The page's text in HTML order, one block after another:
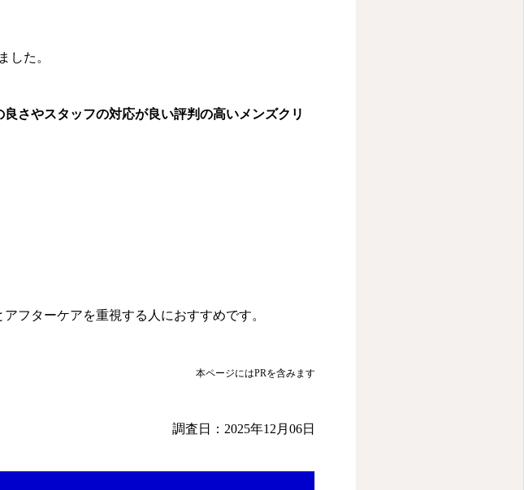
した。
さやスタッフの対応が良い評判の高いメンズクリ
フターケアを重視する人におすすめです。
本ページにはPRを含みます
調査日：2025年12月06日